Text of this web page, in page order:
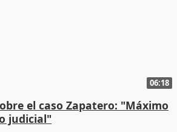
06:18
el caso Zapatero: "Máximo
judicial"